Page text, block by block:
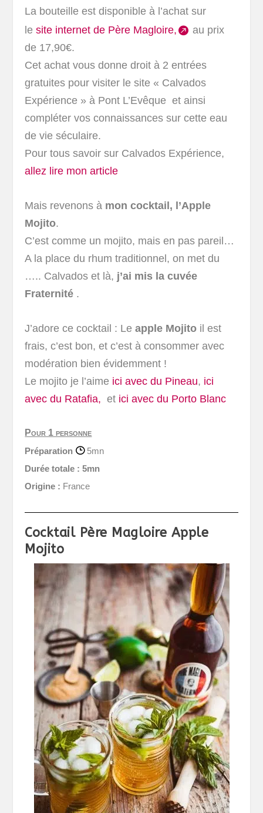
La bouteille est disponible à l’achat sur
lesite internet de Père Magloire,
au prix
de 17,90€.
Cet achat vous donne droit à 2 entrées
gratuites pour visiter le site « Calvados
Expérience » à Pont L’Evêque et ainsi
compléter vos connaissances sur cette eau
de vie séculaire.
Pour tous savoir sur Calvados Expérience,
allez lire mon article
Mais revenons à mon cocktail, l’Apple
Mojito.
C’est comme un mojito, mais en pas pareil…
A la place du rhum traditionnel, on met du
….. Calvados et là, j’ai mis la cuvée
Fraternité .
J’adore ce cocktail : Leapple Mojito il est
frais, c’est bon, et c’est à consommer avec
modération bien évidemment !
Le mojito je l’aime ici avec du Pineau, ici
avec du Ratafia, et ici avec du Porto Blanc
Pour 1 personne
Préparation
5mn
Durée totale : 5mn
Origine : France
Cocktail Père Magloire Apple
Mojito